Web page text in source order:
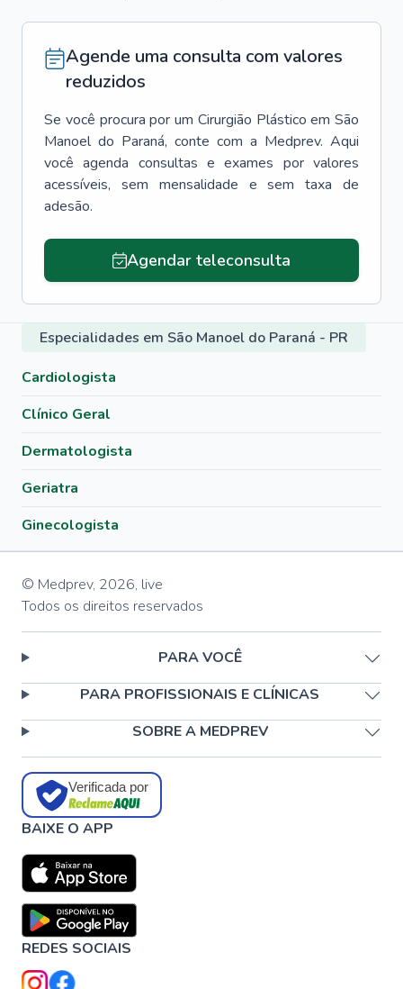
Agende uma consulta com valores
reduzidos
Se você procura por um Cirurgião Plástico em São
Manoel do Paraná, conte com a Medprev. Aqui
você agenda consultas e exames por valores
acessíveis, sem mensalidade e sem taxa de
adesão.
Agendar teleconsulta
Especialidades em São Manoel do Paraná - PR
Cardiologista
Clínico Geral
Dermatologista
Geriatra
Ginecologista
© Medprev, 2026, live
Todos os direitos reservados
PARA VOCÊ
PARA PROFISSIONAIS E CLÍNICAS
SOBRE A MEDPREV
Verificada por
BAIXE O APP
REDES SOCIAIS